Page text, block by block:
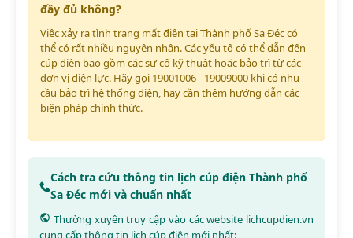
đầy đủ không?
Việc xảy ra tình trạng mất điện tại Thành phố Sa Đéc có
thể có rất nhiều nguyên nhân. Các yếu tố có thể dẫn đến
cúp điện bao gồm các sự cố kỹ thuật hoặc bảo trì từ các
đơn vị điện lực. Hãy gọi 19001006 - 19009000 khi có nhu
cầu bảo trì hệ thống điện, hay cần thêm hướng dẫn các
biện pháp chính thức.
Cách tra cứu thông tin lịch cúp điện Thành phố
Sa Đéc mới và chuẩn nhất
Thường xuyên truy cập vào các website lichcupdien.vn
cung cấp thông tin lịch cúp điện mới nhất: